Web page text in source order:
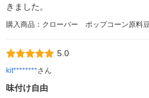
きました。
購入商品：クローバー ポップコーン原
5.0
kit********さん
味付け自由